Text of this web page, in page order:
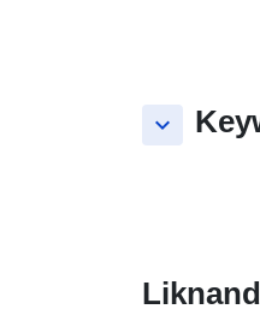
keyboard_arrow_down